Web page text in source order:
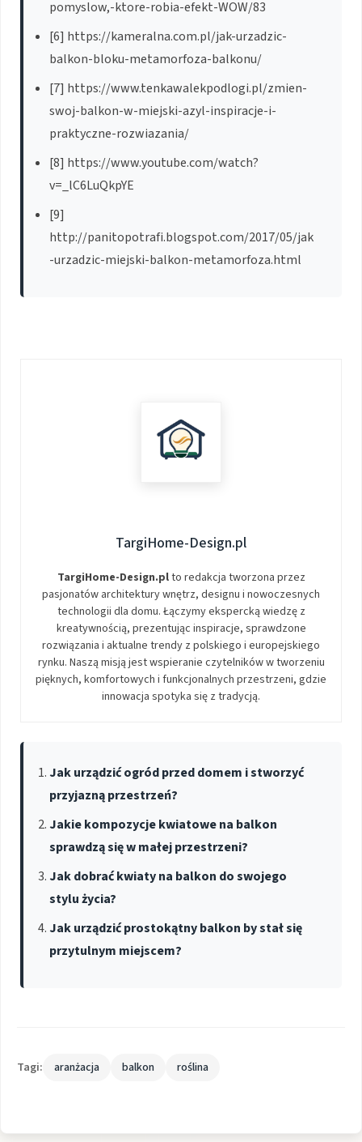
pomyslow,-ktore-robia-efekt-WOW/83
[6] https://kameralna.com.pl/jak-urzadzic-
balkon-bloku-metamorfoza-balkonu/
[7] https://www.tenkawalekpodlogi.pl/zmien-
swoj-balkon-w-miejski-azyl-inspiracje-i-
praktyczne-rozwiazania/
[8] https://www.youtube.com/watch?
v=_lC6LuQkpYE
[9]
http://panitopotrafi.blogspot.com/2017/05/jak
-urzadzic-miejski-balkon-metamorfoza.html
TargiHome-Design.pl
TargiHome-Design.plto redakcja tworzona przez
pasjonatów architektury wnętrz, designu i nowoczesnych
technologii dla domu. Łączymy ekspercką wiedzę z
kreatywnością, prezentując inspiracje, sprawdzone
rozwiązania i aktualne trendy z polskiego i europejskiego
rynku. Naszą misją jest wspieranie czytelników w tworzeniu
pięknych, komfortowych i funkcjonalnych przestrzeni, gdzie
innowacja spotyka się z tradycją.
Jak urządzić ogród przed domem i stworzyć
przyjazną przestrzeń?
Jakie kompozycje kwiatowe na balkon
sprawdzą się w małej przestrzeni?
Jak dobrać kwiaty na balkon do swojego
stylu życia?
Jak urządzić prostokątny balkon by stał się
przytulnym miejscem?
Tagi: aranżacja balkon roślina